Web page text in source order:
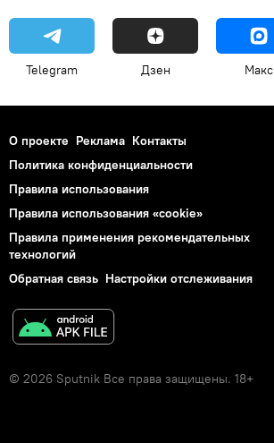
Telegram Дзен Макс
О проекте Реклама Контакты
Политика конфиденциальности
Правила использования
Правила использования «cookie»
Правила применения рекомендательных
технологий
Обратная связь Настройки отслеживания
© 2026 Sputnik Все права защищены. 18+